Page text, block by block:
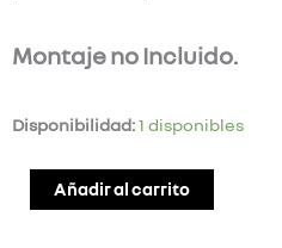
Montaje no Incluido.
Disponibilidad:1 disponibles
GANCHO
REMOLQUE
RENAULT
Añadir al carrito